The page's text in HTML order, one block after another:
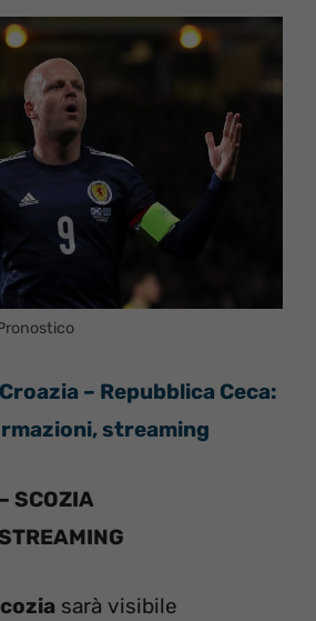
Croazia – Repubblica Ceca:
streaming
SCOZIA
sarà visibile